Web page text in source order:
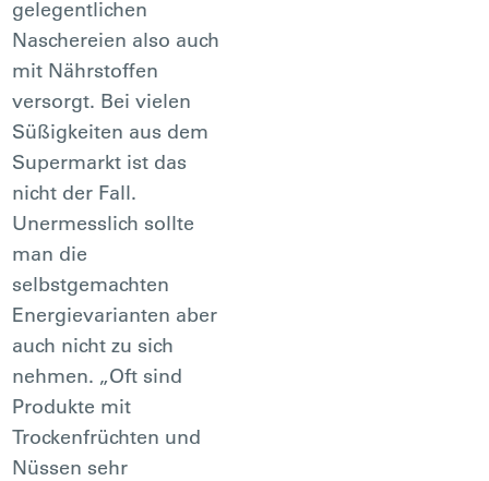
gelegentlichen
Naschereien also auch
mit Nährstoffen
versorgt. Bei vielen
Süßigkeiten aus dem
Supermarkt ist das
nicht der Fall.
Unermesslich sollte
man die
selbstgemachten
Energievarianten aber
auch nicht zu sich
nehmen. „Oft sind
Produkte mit
Trockenfrüchten und
Nüssen sehr